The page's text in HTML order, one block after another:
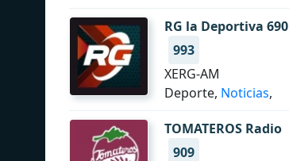
RG la Deportiva
993
XERG-AM
Deporte, Noticias,
TOMATEROS Radio
909